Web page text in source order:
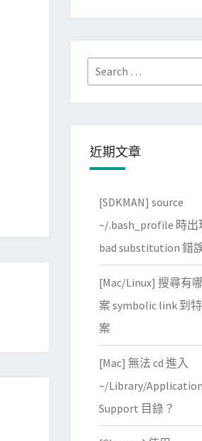
Search
for:
近期文章
[SDKMAN] source
~/.bash_profile 時出
bad substitution 錯
[Mac/Linux] 搜尋有
案 symbolic link 到
案
[Mac] 無法 cd 進入
~/Library/Application
Support 目錄？